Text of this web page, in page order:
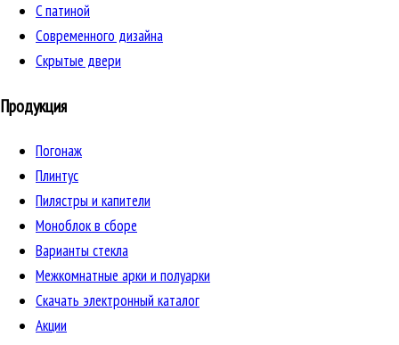
C патиной
Cовременного дизайна
Скрытые двери
Продукция
Погонаж
Плинтус
Пилястры и капители
Моноблок в сборе
Варианты стекла
Межкомнатные арки и полуарки
Скачать электронный каталог
Акции